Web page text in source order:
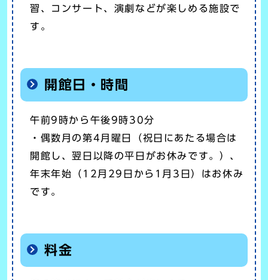
習、コンサート、演劇などが楽しめる施設で
す。
開館日・時間
午前9時から午後9時30分
・偶数月の第4月曜日（祝日にあたる場合は
開館し、翌日以降の平日がお休みです。）、
年末年始（12月29日から1月3日）はお休み
です。
料金